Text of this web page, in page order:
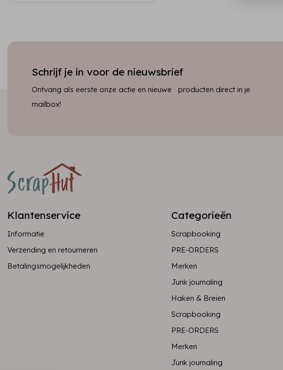
Schrijf je in voor de nieuwsbrief
Ontvang als eerste onze actie en nieuwe producten direct in je
mailbox!
Klantenservice
Informatie
Verzending en retourneren
Betalingsmogelijkheden
Categorieën
Scrapbooking
PRE-ORDERS
Merken
Junk journaling
Haken & Breien
Scrapbooking
PRE-ORDERS
Merken
Junk journaling